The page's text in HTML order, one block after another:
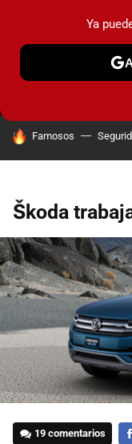
MENÚ
HOY SE HABLA DE
Famosos
Škoda
19 comentarios
Ya